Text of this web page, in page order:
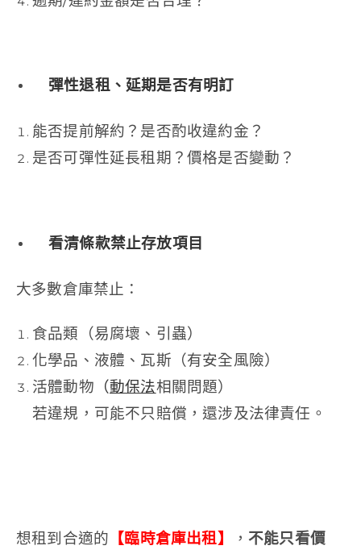
彈性退租、延期是否有明訂
能否提前解約？是否酌收違約金？
是否可彈性延長租期？價格是否變動？
看清條款禁止存放項目
大多數倉庫禁止：
食品類（易腐壞、引蟲）
化學品、液體、瓦斯（有安全風險）
活體動物 （動保法相關問題）
若違規，可能不只賠償，還涉及法律責任。
想租到合適的 【臨時倉庫出租】 ， 不能只看價